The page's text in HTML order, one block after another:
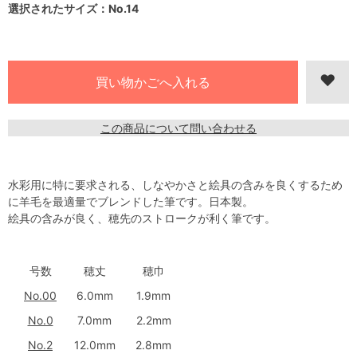
選択されたサイズ：No.14
この商品について問い合わせる
水彩用に特に要求される、しなやかさと絵具の含みを良くするため
に羊毛を最適量でブレンドした筆です。日本製。
絵具の含みが良く、穂先のストロークが利く筆です。
号数 穂丈
穂巾
No.00
6.0mm
1.9mm
No.0
7.0mm
2.2mm
No.2
12.0mm
2.8mm